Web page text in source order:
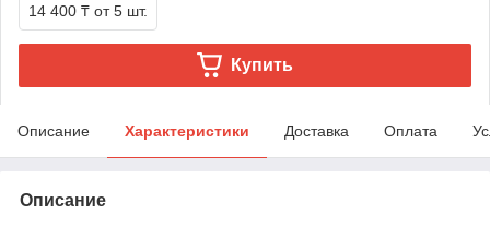
14 400 ₸ от 5 шт.
Купить
Описание Характеристики Доставка Оплата
Описание